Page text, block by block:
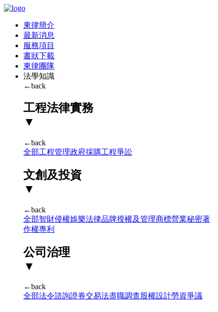
東律簡介
最新消息
服務項目
書狀下載
東律團隊
法學知識
←back
工程法律實務
▼
←back
全部工程管理政府採購工程爭訟
文創及投資
▼
←back
全部智財侵權娛樂法律品牌授權及管理商標營業秘密著
作權專利
公司治理
▼
←back
全部法令諮詢證券交易法盡職調查股權設計勞資爭議